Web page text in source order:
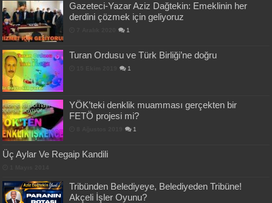
Gazeteci-Yazar Aziz Dağtekin: Emeklinin her
derdini çözmek için geliyoruz
1
Turan Ordusu ve Türk Birliği’ne doğru
1
YÖK’teki denklik muamması gerçekten bir
FETÖ projesi mi?
1
Üç Aylar Ve Regaip Kandili
Tribünden Belediyeye, Belediyeden Tribüne!
Akçeli İşler Oyunu?